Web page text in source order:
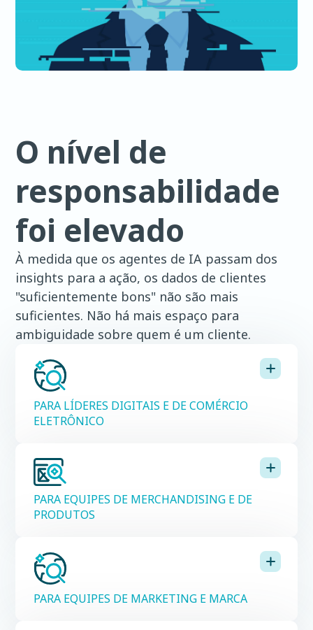
O nível de
responsabilidade
foi elevado
À medida que os agentes de IA passam dos
insights para a ação, os dados de clientes
"suficientemente bons" não são mais
suficientes. Não há mais espaço para
ambiguidade sobre quem é um cliente.
PARA LÍDERES DIGITAIS E DE COMÉRCIO
ELETRÔNICO
PARA EQUIPES DE MERCHANDISING E DE
PRODUTOS
PARA EQUIPES DE MARKETING E MARCA